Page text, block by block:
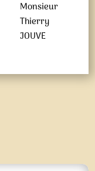
Monsieur
Thierry
JOUVE